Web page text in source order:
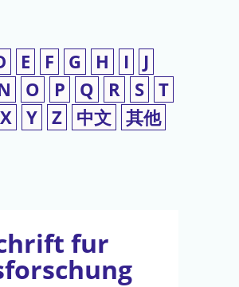
E F G H I
J
O P Q R S T
X Y Z 中文 其他
fur